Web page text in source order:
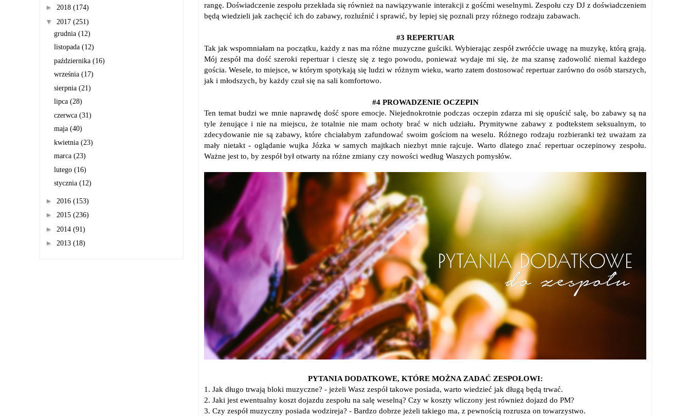
rangę. Doświadczenie zespołu przekłada się również na nawiązywanie interakcji z gośćmi weselnymi. Zespołu czy DJ z doświadczeniem
będą wiedzieli jak zachęcić ich do zabawy, rozluźnić i sprawić, by lepiej się poznali przy różnego rodzaju zabawach.
#3 REPERTUAR
Tak jak wspomniałam na początku, każdy z nas ma różne muzyczne guściki. Wybierając zespół zwróćcie uwagę na muzykę, którą grają.
Mój zespół ma dość szeroki repertuar i cieszę się z tego powodu, ponieważ wydaje mi się, że ma szansę zadowolić niemal każdego
gościa. Wesele, to miejsce, w którym spotykają się ludzi w różnym wieku, warto zatem dostosować repertuar zarówno do osób starszych,
jak i młodszych, by każdy czuł się na sali komfortowo.
#4 PROWADZENIE OCZEPIN
Ten temat budzi we mnie naprawdę dość spore emocje. Niejednokrotnie podczas oczepin zdarza mi się opuścić salę, bo zabawy są na
tyle żenujące i nie na miejscu, że totalnie nie mam ochoty brać w nich udziału.Prymitywne zabawy z podtekstem seksualnym, to
zdecydowanie nie są zabawy, które chciałabym zafundować swoim gościom na weselu. Różnego rodzaju rozbieranki też uważam za
mały nietakt - oglądanie wujka Józka w samych majtkach niezbyt mnie rajcuje. Warto dlatego znać repertuar oczepinowy zespołu.
Ważne jest to, by zespół był otwarty na różne zmiany czy nowości według Waszych pomysłów.
PYTANIA DODATKOWE, KTÓRE MOŻNA ZADAĆ ZESPOŁOWI:
1. Jak długo trwają bloki muzyczne? - jeżeli Wasz zespół takowe posiada, warto wiedzieć jak długą będą trwać.
2. Jaki jest ewentualny koszt dojazdu zespołu na salę weselną? Czy w koszty wliczony jest również dojazd do PM?
3. Czy zespół muzyczny posiada wodzireja? - Bardzo dobrze jeżeli takiego ma, z pewnością rozrusza on towarzystwo.
► 2018 (174)
▼ 2017 (251)
grudnia (12)
listopada (12)
października (16)
września (17)
sierpnia (21)
lipca (28)
czerwca (31)
maja (40)
kwietnia (23)
marca (23)
lutego (16)
stycznia (12)
► 2016 (153)
► 2015 (236)
► 2014 (91)
► 2013 (18)